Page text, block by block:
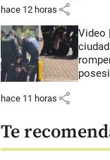
hace 12 horas share
Video
hace 11 horas share
Te